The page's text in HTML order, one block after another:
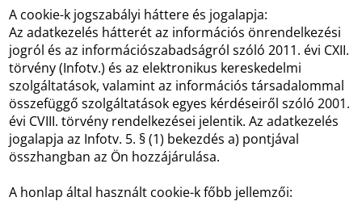
A cookie-k jogszabályi háttere és jogalapja:
Az adatkezelés hátterét az információs önrendelkezési
jogról és az információszabadságról szóló 2011. évi CXII.
törvény (Infotv.) és az elektronikus kereskedelmi
szolgáltatások, valamint az információs társadalommal
összefüggő szolgáltatások egyes kérdéseiről szóló 2001.
évi CVIII. törvény rendelkezései jelentik. Az adatkezelés
jogalapja az Infotv. 5. § (1) bekezdés a) pontjával
összhangban az Ön hozzájárulása.
A honlap által használt cookie-k főbb jellemzői: